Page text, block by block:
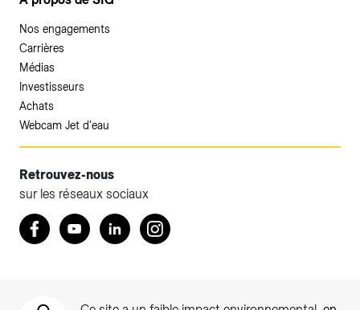
Nos engagements
Carrières
Médias
Investisseurs
Achats
Webcam Jet d'eau
Retrouvez-nous
sur les réseaux sociaux
Retrouvez nous sur Facebook
YoutubeLinkedInInstagram